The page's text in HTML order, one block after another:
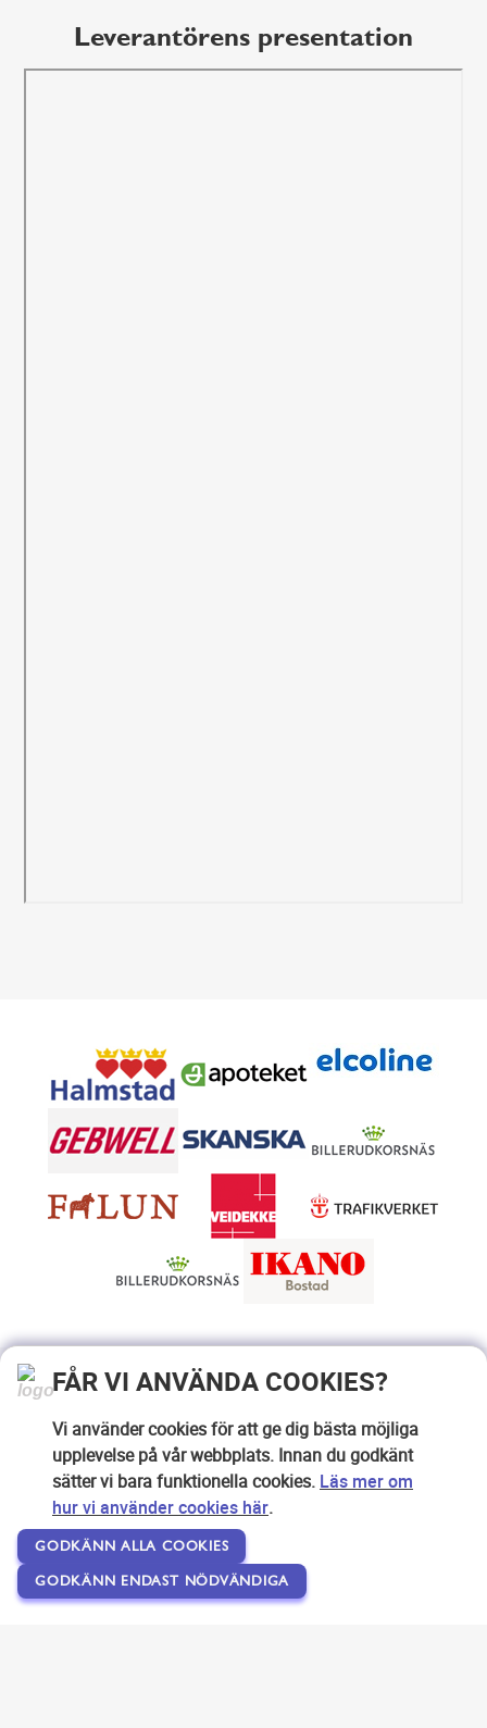
Leverantörens presentation
FÅR VI ANVÄNDA COOKIES?
Vi använder cookies för att ge dig bästa möjliga
upplevelse på vår webbplats. Innan du godkänt
sätter vi bara funktionella cookies. Läs mer om
hur vi använder cookies här.
GODKÄNN ALLA COOKIES
GODKÄNN ENDAST NÖDVÄNDIGA